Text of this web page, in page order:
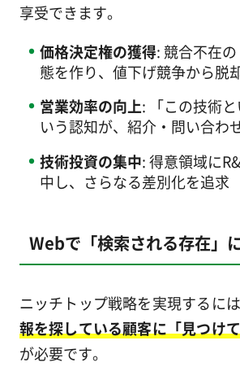
享受できます。
価格決定権の獲得: 競合不在
態を作り、値下げ競争から脱
営業効率の向上: 「この技術
いう認知が、紹介・問い合わ
技術投資の集中: 得意領域に
中し、さらなる差別化を追求
Webで「検索される存在」
ニッチトップ戦略を実現するに
報を探している顧客に「見つけ
が必要です。